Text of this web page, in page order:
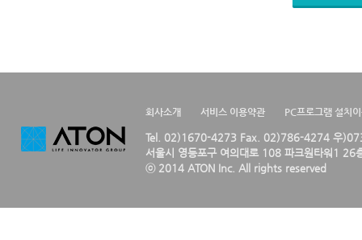
회사소개 서비스 이용약관 PC프로그램 설치
Tel. 02)1670-4273 Fax. 02)786-4274 우
서울시 영등포구 여의대로 108 파크원타워1 26
ⓒ 2014 ATON Inc. All rights reserved